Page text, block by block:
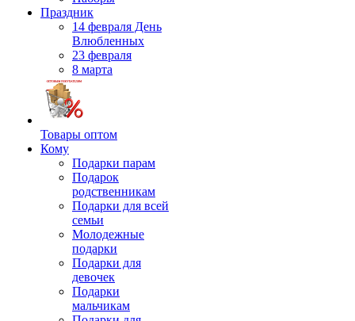
Праздник
14 февраля День
Влюбленных
23 февраля
8 марта
Товары оптом
Кому
Подарки парам
Подарок
родственникам
Подарки для всей
семьи
Молодежные
подарки
Подарки для
девочек
Подарки
мальчикам